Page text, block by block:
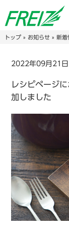
トップ» お知らせ» 新着
2022年09月21日
レシピページ
加しました